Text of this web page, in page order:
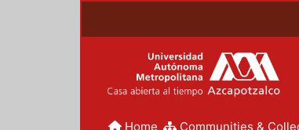
Home Communities &